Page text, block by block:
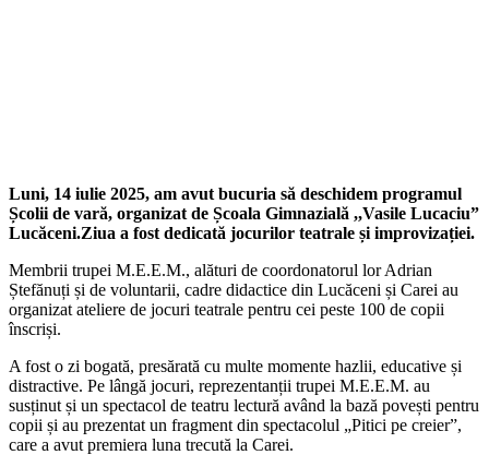
Luni, 14 iulie 2025, am avut bucuria să deschidem programul
Școlii de vară, organizat de Școala Gimnazială ,,Vasile Lucaciu”
Lucăceni.Ziua a fost dedicată jocurilor teatrale și improvizației.
Membrii trupei M.E.E.M., alături de coordonatorul lor Adrian
Ștefănuți și de voluntarii, cadre didactice din Lucăceni și Carei au
organizat ateliere de jocuri teatrale pentru cei peste 100 de copii
înscriși.
A fost o zi bogată, presărată cu multe momente hazlii, educative și
distractive. Pe lângă jocuri, reprezentanții trupei M.E.E.M. au
susținut și un spectacol de teatru lectură având la bază povești pentru
copii și au prezentat un fragment din spectacolul „Pitici pe creier”,
care a avut premiera luna trecută la Carei.